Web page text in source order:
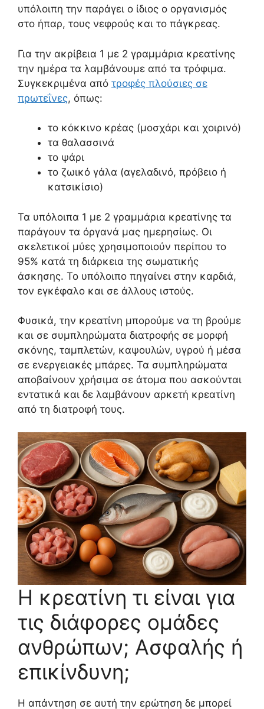
υπόλοιπη την παράγει ο ίδιος ο οργανισμός
στο ήπαρ, τους νεφρούς και το πάγκρεας.
Για την ακρίβεια 1 με 2 γραμμάρια κρεατίνης
την ημέρα τα λαμβάνουμε από τα τρόφιμα.
Συγκεκριμένα από τροφές πλούσιες σε
πρωτεΐνες, όπως:
το κόκκινο κρέας (μοσχάρι και χοιρινό)
τα θαλασσινά
το ψάρι
το ζωικό γάλα (αγελαδινό, πρόβειο ή
κατσικίσιο)
Τα υπόλοιπα 1 με 2 γραμμάρια κρεατίνης τα
παράγουν τα όργανά μας ημερησίως. Οι
σκελετικοί μύες χρησιμοποιούν περίπου το
95% κατά τη διάρκεια της σωματικής
άσκησης. Το υπόλοιπο πηγαίνει στην καρδιά,
τον εγκέφαλο και σε άλλους ιστούς.
Φυσικά, την κρεατίνη μπορούμε να τη βρούμε
και σε συμπληρώματα διατροφής σε μορφή
σκόνης, ταμπλετών, καψουλών, υγρού ή μέσα
σε ενεργειακές μπάρες. Τα συμπληρώματα
αποβαίνουν χρήσιμα σε άτομα που ασκούνται
εντατικά και δε λαμβάνουν αρκετή κρεατίνη
από τη διατροφή τους.
Η κρεατίνη τι είναι για
τις διάφορες ομάδες
ανθρώπων; Ασφαλής ή
επικίνδυνη;
Η απάντηση σε αυτή την ερώτηση δε μπορεί